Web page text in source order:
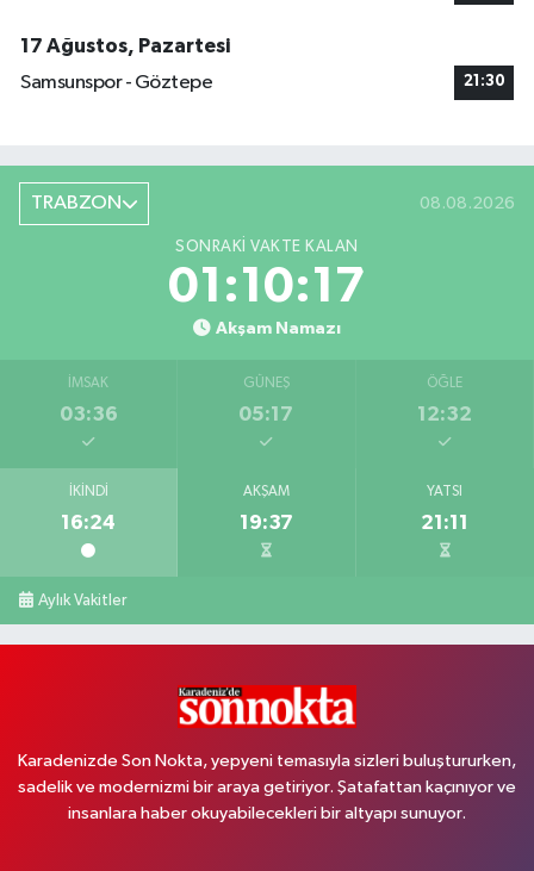
17 Ağustos, Pazartesi
Samsunspor - Göztepe
21:30
TRABZON 08.08.2026
SONRAKI VAKTE KALAN
01:10:16
Akşam Namazı
İMSAK
03:36
GÜNEŞ
05:17
ÖĞLE
12:32
İKINDI
16:24
AKŞAM
19:37
YATSI
21:11
Aylık Vakitler
Karadenizde Son Nokta, yepyeni temasıyla sizleri buluştururken,
sadelik ve modernizmi bir araya getiriyor. Şatafattan kaçınıyor ve
insanlara haber okuyabilecekleri bir altyapı sunuyor.